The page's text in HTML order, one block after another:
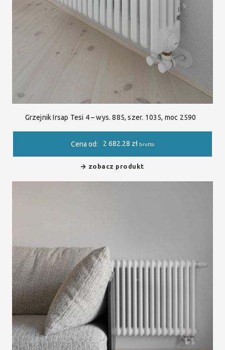
Grzejnik Irsap Tesi 4 – wys. 885, szer. 1035, moc 2590
Cena od: 2 682.28 zł brutto
zobacz produkt